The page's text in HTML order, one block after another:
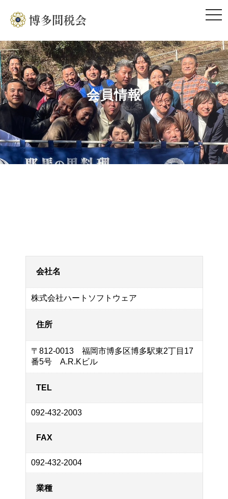
会員情報
会社名
株式会社ハートソフトウェア
住所
〒812-0013 福岡市博多区博多駅東2丁目17
番5号 A.R.Kビル
TEL
092-432-2003
FAX
092-432-2004
業種